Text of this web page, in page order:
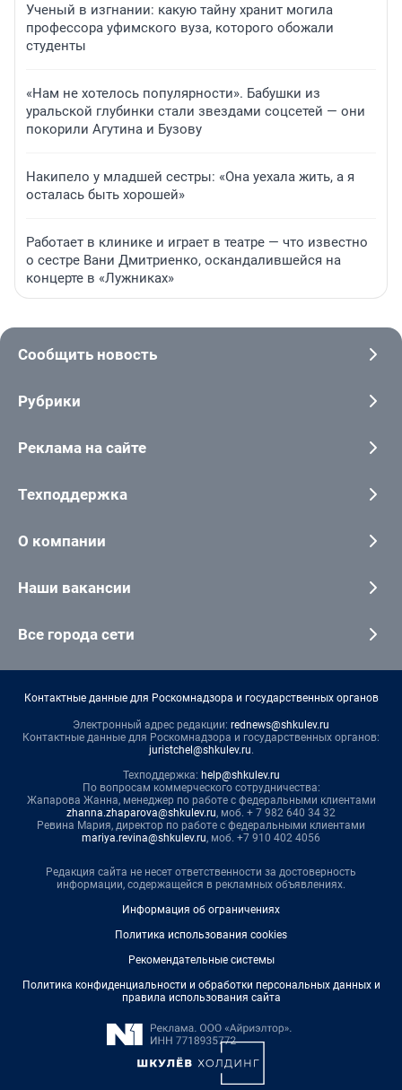
Ученый в изгнании: какую тайну хранит могила
профессора уфимского вуза, которого обожали
студенты
«Нам не хотелось популярности». Бабушки из
уральской глубинки стали звездами соцсетей — они
покорили Агутина и Бузову
Накипело у младшей сестры: «Она уехала жить, а я
осталась быть хорошей»
Работает в клинике и играет в театре — что известно
о сестре Вани Дмитриенко, оскандалившейся на
концерте в «Лужниках»
Сообщить новость
Рубрики
Реклама на сайте
Техподдержка
О компании
Наши вакансии
Все города сети
Контактные данные для Роскомнадзора и государственных органов
Электронный адрес редакции: rednews@shkulev.ru
Контактные данные для Роскомнадзора и государственных органов:
juristchel@shkulev.ru.
Техподдержка: help@shkulev.ru
По вопросам коммерческого сотрудничества:
Жапарова Жанна, менеджер по работе с федеральными клиентами
zhanna.zhaparova@shkulev.ru, моб. + 7 982 640 34 32
Ревина Мария, директор по работе с федеральными клиентами
mariya.revina@shkulev.ru, моб. +7 910 402 4056
Редакция сайта не несет ответственности за достоверность
информации, содержащейся в рекламных объявлениях.
Информация об ограничениях
Политика использования cookies
Рекомендательные системы
Политика конфиденциальности и обработки персональных данных и
правила использования сайта